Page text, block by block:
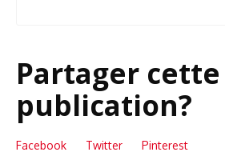
Partager cette
publication?
Facebook Twitter Pinterest